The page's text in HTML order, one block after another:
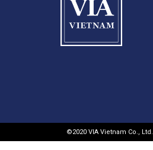
©︎2020 VIA Vietnam Co., Ltd.